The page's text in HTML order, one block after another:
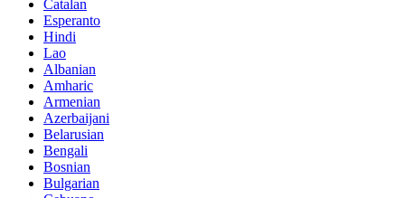
Catalan
Esperanto
Hindi
Lao
Albanian
Amharic
Armenian
Azerbaijani
Belarusian
Bengali
Bosnian
Bulgarian